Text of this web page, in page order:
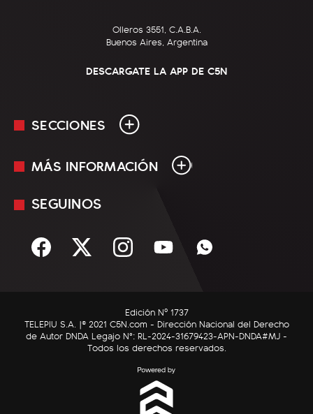
Olleros 3551, C.A.B.A.
Buenos Aires, Argentina
DESCARGATE LA APP DE C5N
SECCIONES
En Vivo
Sociedad
C5N Autos
RatingCero
MÁS INFORMACIÓN
Mediakit
Términos y condiciones
SEGUINOS
Edición Nº 1737
TELEPIU S.A. |© 2021 C5N.com - Dirección Nacional del Derecho
de Autor DNDA Legajo N°: RL-2024-31679423-APN-DNDA#MJ -
Todos los derechos reservados.